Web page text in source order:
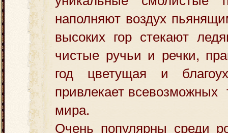
наполняют воздух
высоких гор стекают
чистые ручьи и речки,
год цветущая и
привлекает всевозможных
мира.
Очень популярны среди